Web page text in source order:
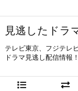
見逃したドラ
テレビ東京、フジテレ
ドラマ見逃し配信情報